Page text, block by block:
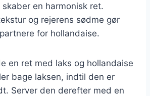
en harmonisk ret.
og rejerens sødme gør
for hollandaise.
en ret med laks og hollandaise
bage laksen, indtil den er
Server den derefter med en